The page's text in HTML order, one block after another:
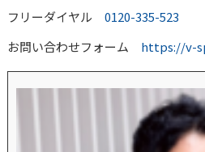
フリーダイヤル 0120-335-523
お問い合わせフォーム https://v-